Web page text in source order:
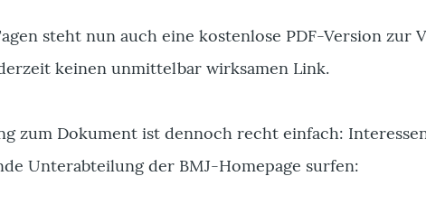
steht nun auch eine kostenlose PDF-Version zur
keinen unmittelbar wirksamen Link.
zum Dokument ist dennoch recht einfach:
Unterabteilung der BMJ-Homepage surfen: